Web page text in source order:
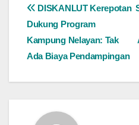
Navigasi
pos
DISKANLUT Kerepotan
Dukung Program
Kampung Nelayan: Tak
Ada Biaya Pendampingan